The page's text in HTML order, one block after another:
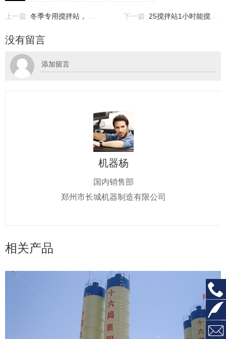
上一篇: 冬季专用搅拌站， 冬季版本混凝土搅拌站介绍 下一篇:25搅拌站1小时能搅多少方混凝土?
没有留言
机器杨
国内销售部
郑州市长城机器制造有限公司
相关产品


